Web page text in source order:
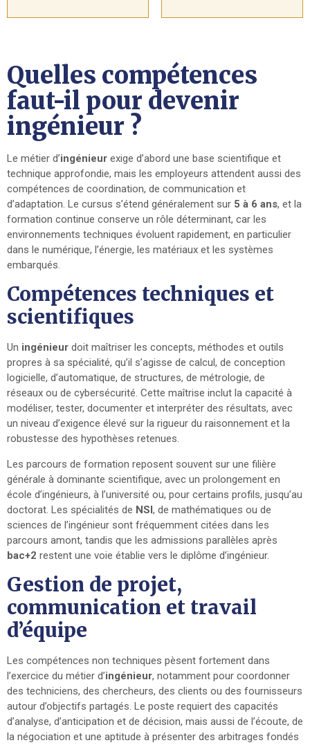
Quelles compétences
faut-il pour devenir
ingénieur ?
Le métier d’ingénieur exige d’abord une base scientifique et
technique approfondie, mais les employeurs attendent aussi des
compétences de coordination, de communication et
d’adaptation. Le cursus s’étend généralement sur 5 à 6 ans, et la
formation continue conserve un rôle déterminant, car les
environnements techniques évoluent rapidement, en particulier
dans le numérique, l’énergie, les matériaux et les systèmes
embarqués.
Compétences techniques et
scientifiques
Un ingénieur doit maîtriser les concepts, méthodes et outils
propres à sa spécialité, qu’il s’agisse de calcul, de conception
logicielle, d’automatique, de structures, de métrologie, de
réseaux ou de cybersécurité. Cette maîtrise inclut la capacité à
modéliser, tester, documenter et interpréter des résultats, avec
un niveau d’exigence élevé sur la rigueur du raisonnement et la
robustesse des hypothèses retenues.
Les parcours de formation reposent souvent sur une filière
générale à dominante scientifique, avec un prolongement en
école d’ingénieurs, à l’université ou, pour certains profils, jusqu’au
doctorat. Les spécialités de NSI, de mathématiques ou de
sciences de l’ingénieur sont fréquemment citées dans les
parcours amont, tandis que les admissions parallèles après
bac+2 restent une voie établie vers le diplôme d’ingénieur.
Gestion de projet,
communication et travail
d’équipe
Les compétences non techniques pèsent fortement dans
l’exercice du métier d’ingénieur, notamment pour coordonner
des techniciens, des chercheurs, des clients ou des fournisseurs
autour d’objectifs partagés. Le poste requiert des capacités
d’analyse, d’anticipation et de décision, mais aussi de l’écoute, de
la négociation et une aptitude à présenter des arbitrages fondés